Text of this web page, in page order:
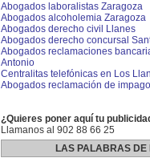
Abogados laboralistas Zaragoza
Abogados alcoholemia Zaragoza
Abogados derecho civil Llanes
Abogados derecho concursal
Abogados reclamaciones
Antonio
Centralitas telefónicas en Los
Abogados reclamación de
¿Quieres poner aquí tu
Llamanos al 902 88 66 25
LAS PALABRAS DE